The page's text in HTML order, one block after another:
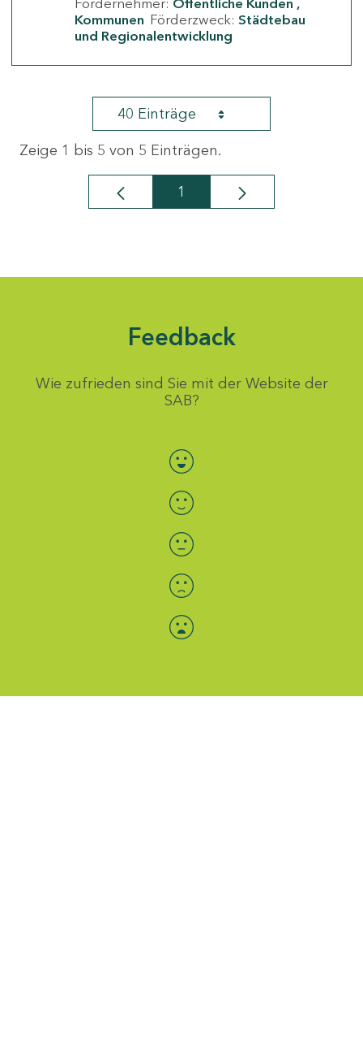
Fördernehmer: Öffentliche Kunden
Kommunen Förderzweck: Städtebau
und Regionalentwicklung
40 Einträge
Zeige 1 bis 5 von 5 Einträgen.
Seite
1
Feedback
Wie zufrieden sind Sie mit der Website der
SAB?
Bewertung auswählen